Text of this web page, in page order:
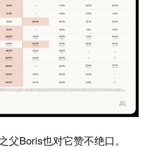
父Boris也对它赞不绝口。